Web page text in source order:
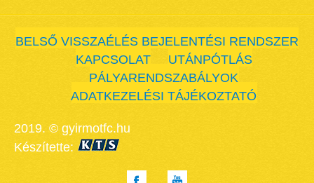
BELSŐ VISSZAÉLÉS BEJELENTÉSI RENDSZER
KAPCSOLAT
UTÁNPÓTLÁS
PÁLYARENDSZABÁLYOK
ADATKEZELÉSI TÁJÉKOZTATÓ
2019. © gyirmotfc.hu
Készítette: